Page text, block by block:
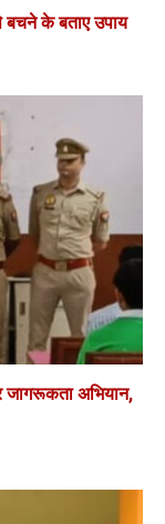
बचने के बताए उपाय
जागरूकता अभियान,